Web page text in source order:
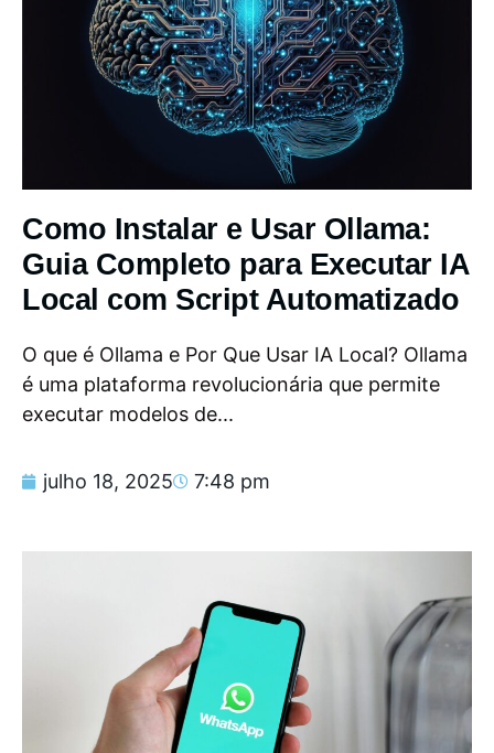
Como Instalar e Usar Ollama:
Guia Completo para Executar IA
Local com Script Automatizado
O que é Ollama e Por Que Usar IA Local? Ollama
é uma plataforma revolucionária que permite
executar modelos de...
julho 18, 2025 7:48 pm